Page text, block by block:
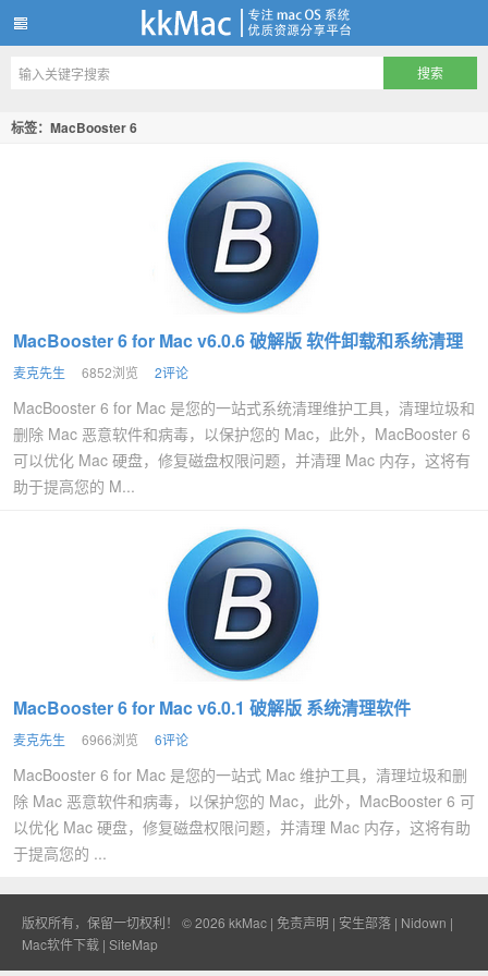
kkMac
标签：MacBooster 6
MacBooster 6 for Mac v6.0.6 破解版 软件卸载和系统清理
麦克先生 6852浏览 2评论
MacBooster 6 for Mac 是您的一站式系统清理维护工具，清理垃圾和
删除 Mac 恶意软件和病毒，以保护您的 Mac，此外，MacBooster 6
可以优化 Mac 硬盘，修复磁盘权限问题，并清理 Mac 内存，这将有
助于提高您的 M...
MacBooster 6 for Mac v6.0.1 破解版 系统清理软件
麦克先生 6966浏览 6评论
MacBooster 6 for Mac 是您的一站式 Mac 维护工具，清理垃圾和删
除 Mac 恶意软件和病毒，以保护您的 Mac，此外，MacBooster 6 可
以优化 Mac 硬盘，修复磁盘权限问题，并清理 Mac 内存，这将有助
于提高您的 ...
版权所有，保留一切权利！ © 2026 kkMac | 免责声明 | 安生部落 | Nidown |
Mac软件下载 | SiteMap